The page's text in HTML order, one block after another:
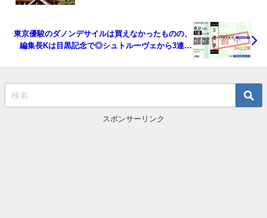
東京優駿のダノンデサイルは買えなかったものの、
編集長Kは目黒記念で◎シュトルーヴェから3連単
スポンサーリンク